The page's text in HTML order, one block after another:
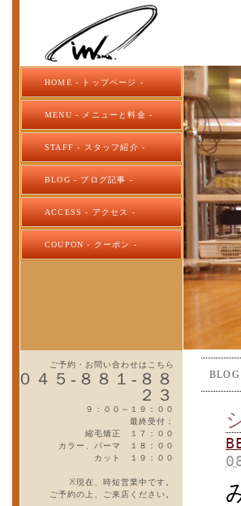
HOME - トップページ -
MENU - メニューと料金 -
STAFF - スタッフ紹介 -
BLOG - ブログ記事 -
ACCESS - アクセス -
COUPON - クーポン -
ご予約・お問い合わせはこちら
０４５-８８１-８８
２３
９：００～１９：００
最終受付：
縮毛矯正 １７：００
カラー、パーマ １８：００
カット １９：００
※現在、時短営業中です。
ご予約の上、ご来店ください。